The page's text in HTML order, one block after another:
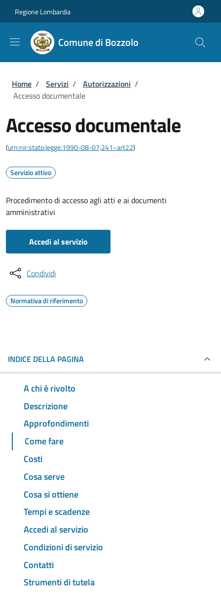
Regione Lombardia
Comune di Bozzolo
Briciole di pane
Home / Servizi / Autorizzazioni /
Accesso documentale
Accesso documentale
(urn:nir:stato:legge:1990-08-07;241~art22)
Servizio attivo
Procedimento di accesso agli atti e ai documenti
amministrativi
Accedi al servizio
Condividi
Normativa di riferimento
INDICE DELLA PAGINA
A chi è rivolto
Descrizione
Approfondimenti
Come fare
Costi
Cosa serve
Cosa si ottiene
Tempi e scadenze
Accedi al servizio
Condizioni di servizio
Contatti
Strumenti di tutela